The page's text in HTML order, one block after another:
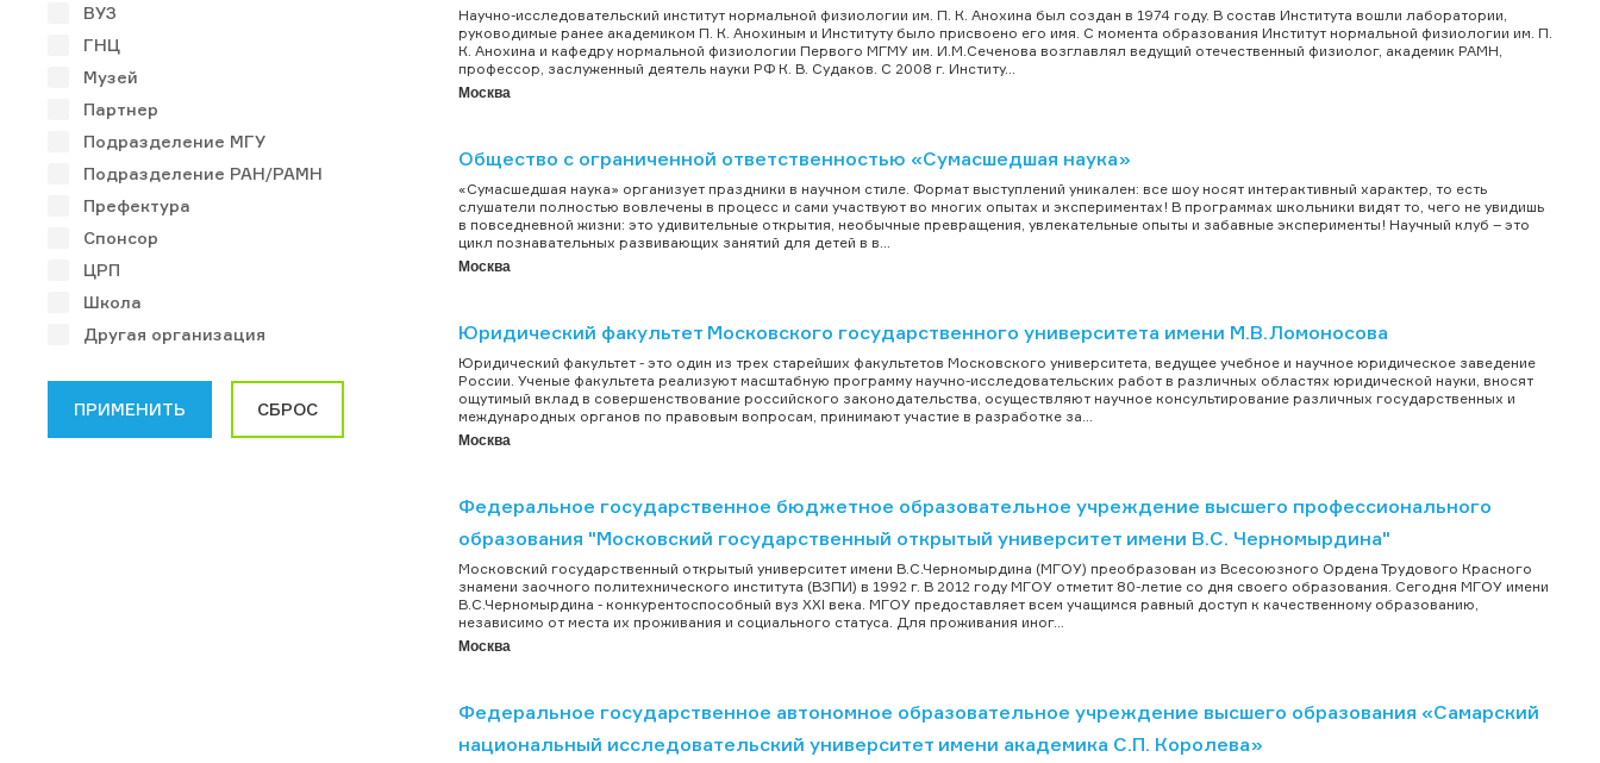
ВУЗ
ГНЦ
Музей
Партнер
Подразделение МГУ
Подразделение РАН/РАМН
Префектура
Спонсор
ЦРП
Школа
Другая организация
Научно-исследовательский институт нормальной физиологии им. П. К. Анохина был создан в 1974 году. В состав Института вошли лаборатории,
руководимые ранее академиком П. К. Анохиным и Институту было присвоено его имя. С момента образования Институт нормальной физиологии им. П.
К. Анохина и кафедру нормальной физиологии Первого МГМУ им. И.М.Сеченова возглавлял ведущий отечественный физиолог, академик РАМН,
профессор, заслуженный деятель науки РФ К. В. Судаков. С 2008 г. Институ...
Москва
Общество с ограниченной ответственностью «Сумасшедшая наука»
«Сумасшедшая наука» организует праздники в научном стиле. Формат выступлений уникален: все шоу носят интерактивный характер, то есть
слушатели полностью вовлечены в процесс и сами участвуют во многих опытах и экспериментах! В программах школьники видят то, чего не увидишь
в повседневной жизни: это удивительные открытия, необычные превращения, увлекательные опыты и забавные эксперименты! Научный клуб – это
цикл познавательных развивающих занятий для детей в в...
Москва
Юридический факультет Московского государственного университета имени М.В.Ломоносова
Юридический факультет - это один из трех старейших факультетов Московского университета, ведущее учебное и научное юридическое заведение
России. Ученые факультета реализуют масштабную программу научно-исследовательских работ в различных областях юридической науки, вносят
ощутимый вклад в совершенствование российского законодательства, осуществляют научное консультирование различных государственных и
международных органов по правовым вопросам, принимают участие в разработке за...
Москва
Федеральное государственное бюджетное образовательное учреждение высшего профессионального
образования "Московский государственный открытый университет имени В.С. Черномырдина"
Московский государственный открытый университет имени В.С.Черномырдина (МГОУ) преобразован из Всесоюзного Ордена Трудового Красного
знамени заочного политехнического института (ВЗПИ) в 1992 г. В 2012 году МГОУ отметит 80-летие со дня своего образования. Сегодня МГОУ имени
В.С.Черномырдина - конкурентоспособный вуз XXI века. МГОУ предоставляет всем учащимся равный доступ к качественному образованию,
независимо от места их проживания и социального статуса. Для проживания иног...
Москва
Федеральное государственное автономное образовательное учреждение высшего образования «Самарский
национальный исследовательский университет имени академика С.П. Королева»